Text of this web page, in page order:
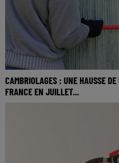
CAMBRIOLAGES : UNE HAUSSE
FRANCE EN JUILLET...